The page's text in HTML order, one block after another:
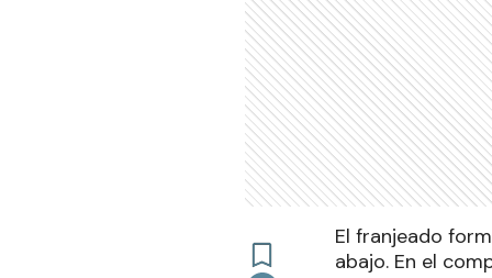
El franjeado
abajo. En el